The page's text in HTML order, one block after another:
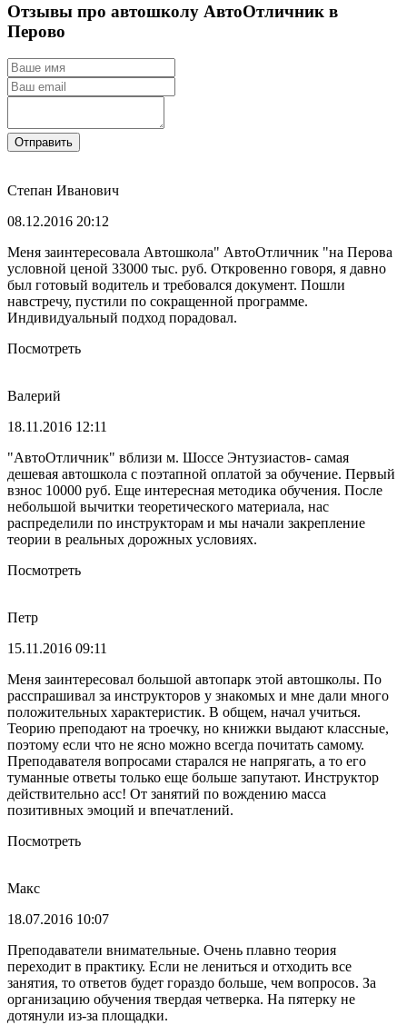
Отзывы про автошколу АвтоОтличник в
Перово
Отправить
Степан Иванович
08.12.2016 20:12
Меня заинтересовала Автошкола" АвтоОтличник "на Перова
условной ценой 33000 тыс. руб. Откровенно говоря, я давно
был готовый водитель и требовался документ. Пошли
навстречу, пустили по сокращенной программе.
Индивидуальный подход порадовал.
Посмотреть
Валерий
18.11.2016 12:11
"АвтоОтличник" вблизи м. Шоссе Энтузиастов- самая
дешевая автошкола с поэтапной оплатой за обучение. Первый
взнос 10000 руб. Еще интересная методика обучения. После
небольшой вычитки теоретического материала, нас
распределили по инструкторам и мы начали закрепление
теории в реальных дорожных условиях.
Посмотреть
Петр
15.11.2016 09:11
Меня заинтересовал большой автопарк этой автошколы. По
расспрашивал за инструкторов у знакомых и мне дали много
положительных характеристик. В общем, начал учиться.
Теорию преподают на троечку, но книжки выдают классные,
поэтому если что не ясно можно всегда почитать самому.
Преподавателя вопросами старался не напрягать, а то его
туманные ответы только еще больше запутают. Инструктор
действительно асс! От занятий по вождению масса
позитивных эмоций и впечатлений.
Посмотреть
Макс
18.07.2016 10:07
Преподаватели внимательные. Очень плавно теория
переходит в практику. Если не лениться и отходить все
занятия, то ответов будет гораздо больше, чем вопросов. За
организацию обучения твердая четверка. На пятерку не
дотянули из-за площадки.